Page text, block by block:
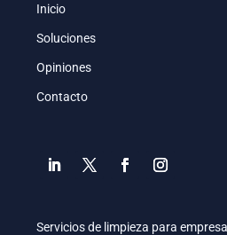
Inicio
Soluciones
Opiniones
Contacto
Servicios de limpieza para